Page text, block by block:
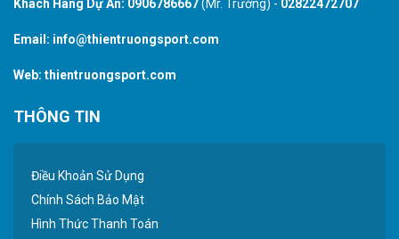
Khách Hàng Dự Án: 0906786667(Mr. Trường) - 02822472707
Email: info@thientruongsport.com
Web: thientruongsport.com
THÔNG TIN
Điều Khoản Sử Dụng
Chính Sách Bảo Mật
Hình Thức Thanh Toán